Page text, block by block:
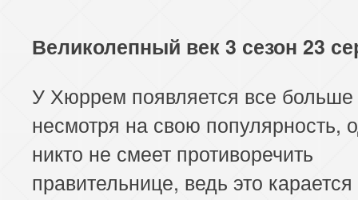
Великолепный век 3 сезон 23
У Хюррем появляется все больше
несмотря на свою популярность,
никто не смеет противоречить
правительнице, ведь это